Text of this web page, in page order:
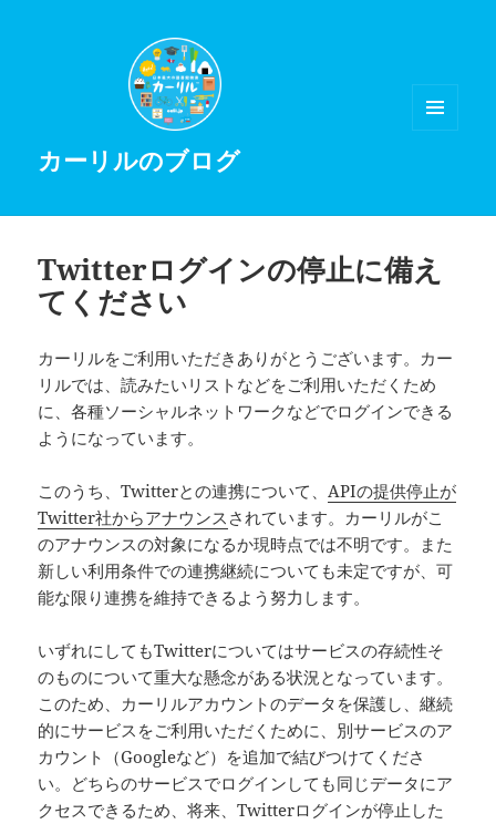
カーリルのブログ
Twitterログインの停止に備え
てください
カーリルをご利用いただきありがとうございます。カー
リルでは、読みたいリストなどをご利用いただくため
に、各種ソーシャルネットワークなどでログインできる
ようになっています。
このうち、Twitterとの連携について、APIの提供停止が
Twitter社からアナウンス されています。カーリルがこ
のアナウンスの対象になるか現時点では不明です。また
新しい利用条件での連携継続についても未定ですが、可
能な限り連携を維持できるよう努力します。
いずれにしてもTwitterについてはサービスの存続性そ
のものについて重大な懸念がある状況となっています。
このため、カーリルアカウントのデータを保護し、継続
的にサービスをご利用いただくために、別サービスのア
カウント（Googleなど）を追加で結びつけてくださ
い。どちらのサービスでログインしても同じデータにア
クセスできるため、将来、Twitterログインが停止した